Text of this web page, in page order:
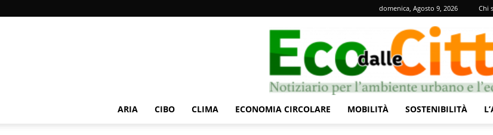
domenica, Agosto 9, 2026 Chi
ARIA CIBO CLIMA ECONOMIA CIRCOLARE MOBILITÀ SOSTENIBILITÀ